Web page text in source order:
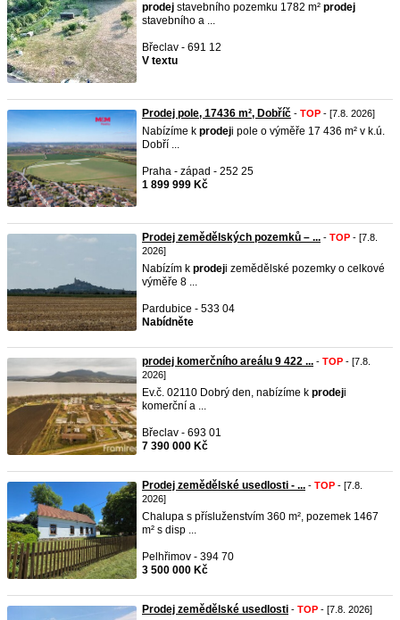
prodej stavebního pozemku 1782 m² prodej
stavebního a ...
Břeclav - 691 12
V textu
Prodej pole, 17436 m², Dobříč - TOP - [7.8. 2026]
Nabízíme k prodeji pole o výměře 17 436 m² v k.ú.
Dobří ...
Praha - západ - 252 25
1 899 999 Kč
Prodej zemědělských pozemků – ... - TOP - [7.8.
2026]
Nabízím k prodeji zemědělské pozemky o celkové
výměře 8 ...
Pardubice - 533 04
Nabídněte
prodej komerčního areálu 9 422 ... - TOP - [7.8.
2026]
Ev.č. 02110 Dobrý den, nabízíme k prodeji
komerční a ...
Břeclav - 693 01
7 390 000 Kč
Prodej zemědělské usedlosti - ... - TOP - [7.8.
2026]
Chalupa s přísluženstvím 360 m², pozemek 1467
m² s disp ...
Pelhřimov - 394 70
3 500 000 Kč
Prodej zemědělské usedlosti - TOP - [7.8. 2026]